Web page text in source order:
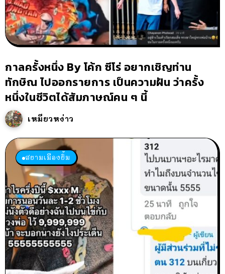
กาลครั้งหนึ่ง By โค้ก ซีโร่ อยากเชิญท่าน
ทักษิณ ไปออกรายการ เป็นความฝัน ว่าครั้ง
หนึ่งในชีวิตได้สัมภาษณ์คน ๆ นี้
เหมียวหง่าว
สยามเมืองยิ้ม